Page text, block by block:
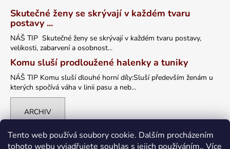
Tento web používá soubory cookie. Dalším procházením
tohoto webu vyjadřujete souhlas s jejich používáním.. Více
Skutečné ženy se skrývají v každém tvaru
postavy ...
NÁŠ TIP Skutečné ženy se skrývají v každém tvaru postavy,
velikosti, zabarvení a osobnost...
Komu sluší prodloužené halenky a tuniky
NÁŠ TIP Komu sluší dlouhé horní díly:Sluší především ženám u
kterých spočívá váha v linii pasu a neb...
ARCHIV